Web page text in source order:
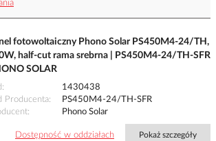
fotowoltaiczny Phono Solar PS450M4-24/TH,
half-cut rama srebrna | PS450M4-24/TH-SFR
SOLAR
1430438
Producenta
PS450M4-24/TH-SFR
Phono Solar
Dostępność w oddziałach Pokaż szczegóły